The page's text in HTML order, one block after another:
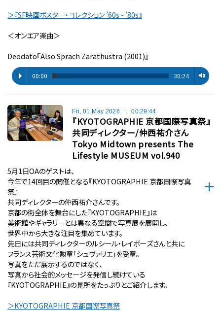
＞『SF映画ポスター・コレクション ’60s - ’80s』
＜オンエア楽曲＞
Deodato『Also Sprach Zarathustra (2001)』
00:00 30:24
Fri, 01 May 2026 00:29:44
『KYOTOGRAPHIE 京都国際写真祭』
共同ディレクター/仲西祐介さん
Tokyo Midtown presents The
Lifestyle MUSEUM vol.940
5月1日OAのゲストは、
今年で14回目の開催となる『KYOTOGRAPHIE 京都国際写真
祭』
共同ディレクターの仲西祐介さんです。
京都の街全体を舞台にした『KYOTOGRAPHIE』は
美術館やギャラリーとは異なる空間で写真展を展開し、
世界中から大きな注目を集めています。
先日には共同ディレクターのルシール・レイボーズさんと共に
フランス芸術文化勲章「シュヴァリエ」を受章。
写真をただ展示するのではなく、
写真から社会的メッセージを発信し続けている
『KYOTOGRAPHIE』の見所をたっぷりとご紹介します。
＞KYOTOGRAPHIE 京都国際写真祭